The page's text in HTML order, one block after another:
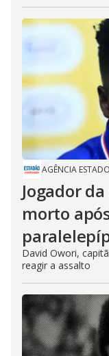
AGÊNCIA ESTADO
Jogador
morto
David Owori,
reagir a assalto